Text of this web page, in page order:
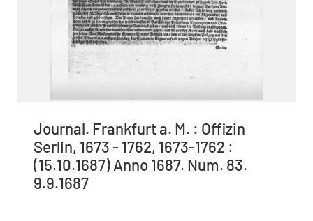
Journal. Frankfurt a. M. : Offizin
Serlin, 1673 - 1762, 1673-1762 :
(15.10.1687) Anno 1687. Num. 83.
9.9.1687